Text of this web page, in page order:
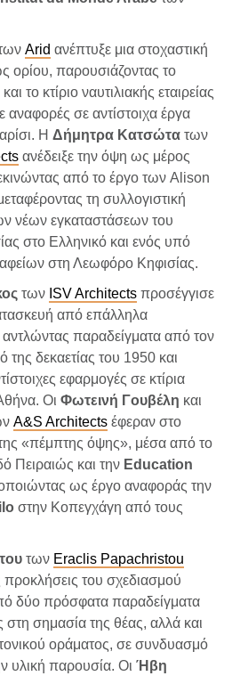
Arid ανέπτυξε μια στοχαστική
ορίου, παρουσιάζοντας το
το κτίριο ναυτιλιακής εταιρείας
σε αντίστοιχα έργα
Η Δήμητρα Κατσώτα των
ανέδειξε την όψη ως μέρος
από το έργο των Alison
τη συλλογιστική
νέων εγκαταστάσεων του
στο Ελληνικό και ενός υπό
στη Λεωφόρο Κηφισίας.
των ISV Architects προσέγγισε
από επάλληλα
αντλώντας παραδείγματα από τον
της δεκαετίας του 1950 και
εφαρμογές σε κτίρια
Οι Φωτεινή Γουβέλη και
A&S Architects έφεραν στο
«πέμπτης όψης», μέσα από το
Πειραιώς και την Education
ως έργο αναφοράς την
στην Κοπεγχάγη από τους
των Eraclis Papachristou
προκλήσεις του σχεδιασμού
δύο πρόσφατα παραδείγματα
στη σημασία της θέας, αλλά και
οράματος, σε συνδυασμό
υλική παρουσία. Οι Ήβη